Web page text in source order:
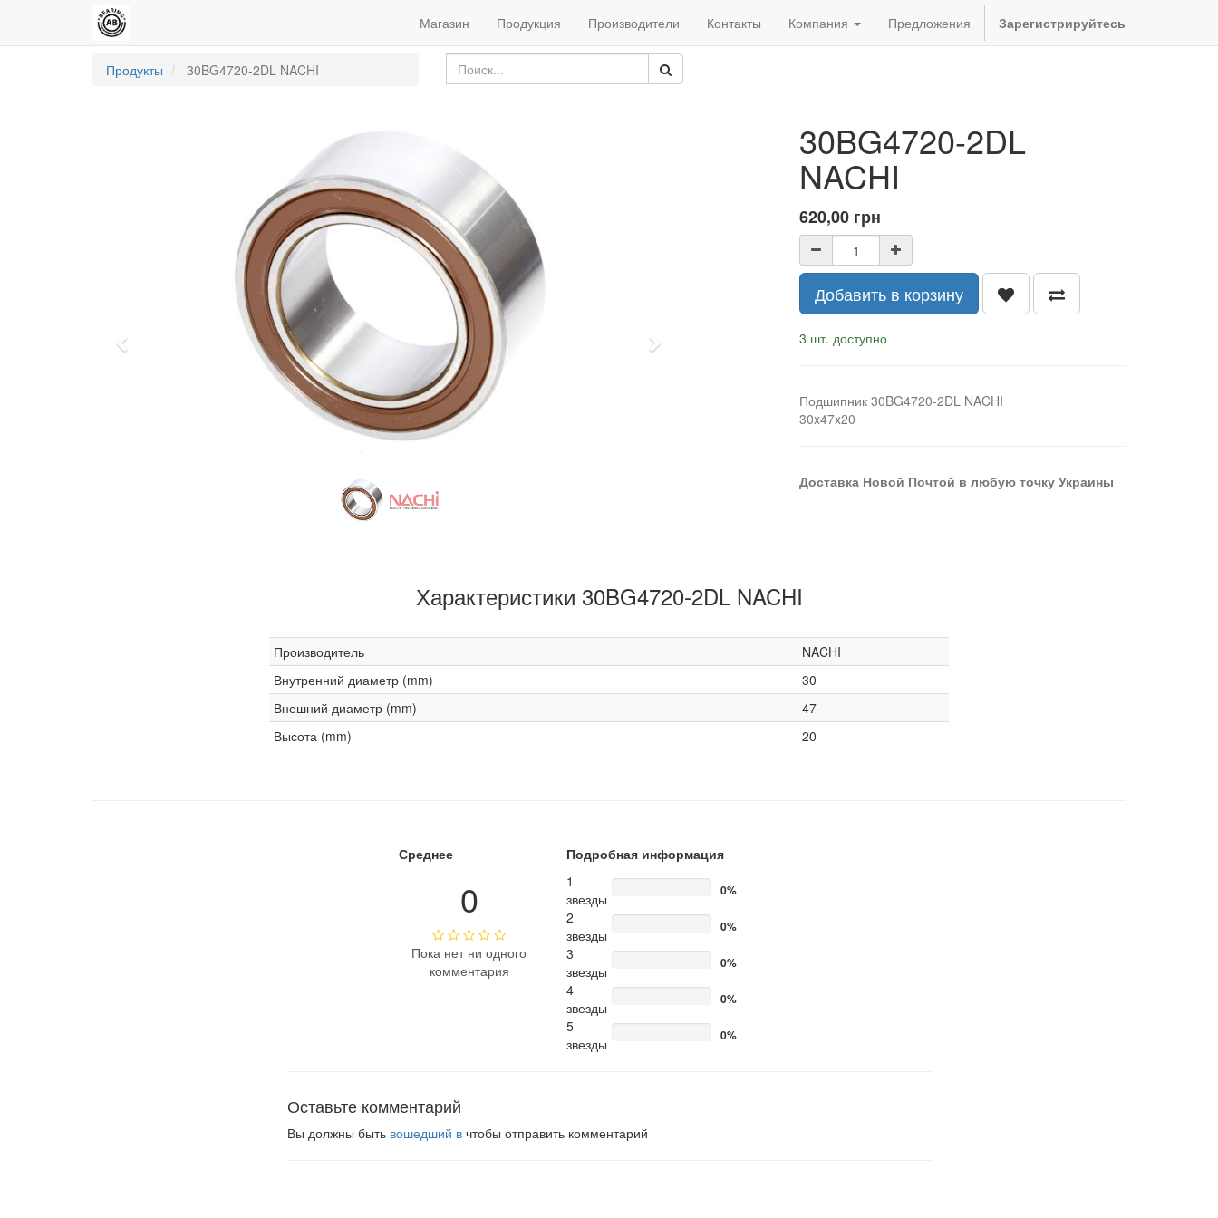
Магазин Продукция Производители Контакты Компания Предложения Зарегистрируйтесь
Продукты 30BG4720-2DL NACHI
Next
30BG4720-2DL
NACHI
620,00 грн
Добавить в корзину
3 шт. доступно
Подшипник 30BG4720-2DL NACHI
30x47x20
Доставка Новой Почтой в любую точку Украины
Характеристики 30BG4720-2DL NACHI
Производитель
NACHI
Внутренний диаметр (mm)
30
Внешний диаметр (mm)
47
Высота (mm)
20
Среднее
0
Пока нет ни одного
комментария
Подробная информация
1
звезды
0%
2
звезды
0%
3
звезды
0%
4
звезды
0%
5
звезды
0%
Оставьте комментарий
Вы должны быть вошедший в чтобы отправить комментарий